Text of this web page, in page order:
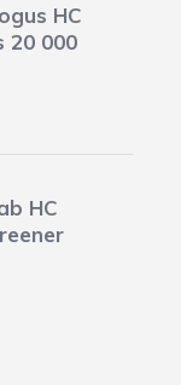
HC
20 000
HC